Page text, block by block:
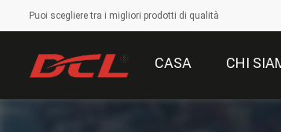
Puoi scegliere tra i migliori prodotti di qualità
CASA CHI